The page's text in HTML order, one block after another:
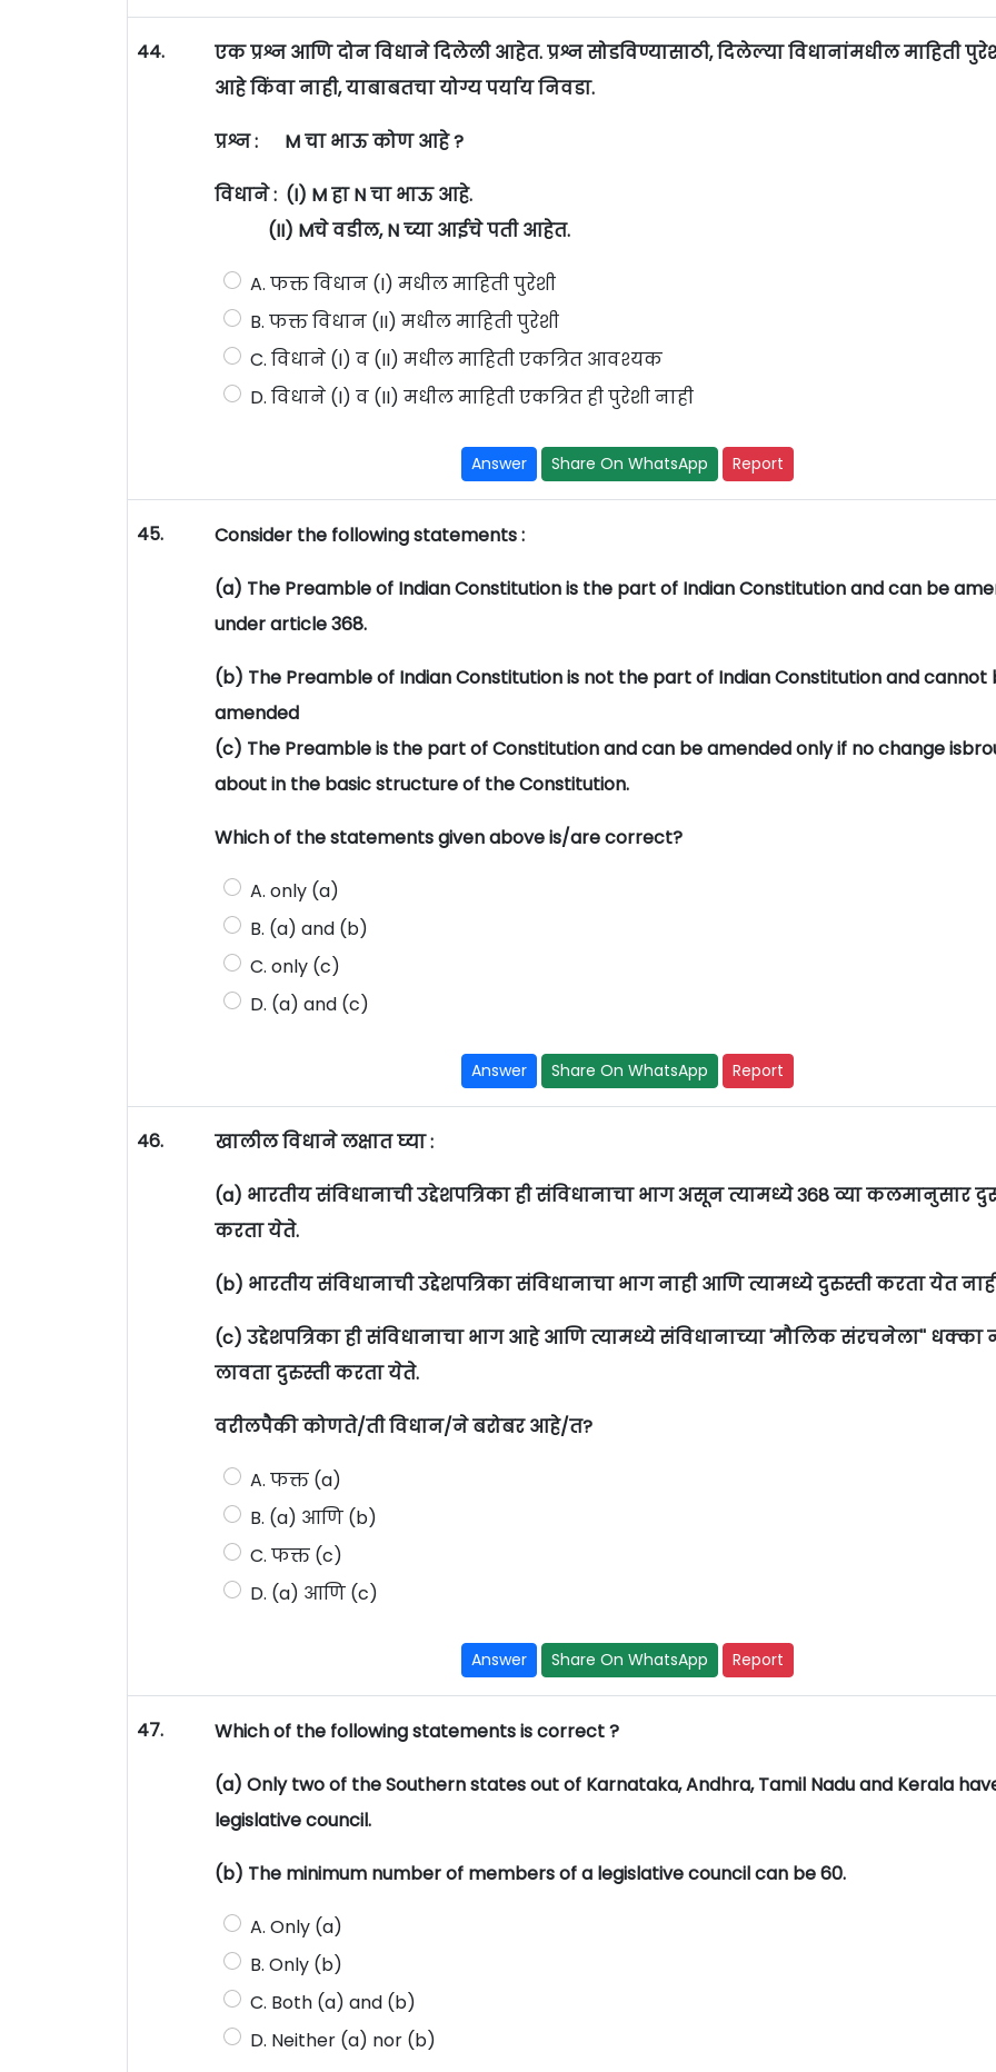
44.
एक प्रश्न आणि दोन विधाने दिलेली आहेत. प्रश्न सोडविण्यासाठी, दिलेल्या विधानांमधील माहिती
आहे किंवा नाही, याबाबतचा योग्य पर्याय निवडा.
प्रश्न : M चा भाऊ कोण आहे ?
विधाने : (I) M हा N चा भाऊ आहे.
(II) Mचे वडील, N च्या आईचे पती आहेत.
A. फक्त विधान (I) मधील माहिती पुरेशी
B. फक्त विधान (II) मधील माहिती पुरेशी
C. विधाने (I) व (II) मधील माहिती एकत्रित आवश्यक
D. विधाने (I) व (II) मधील माहिती एकत्रित ही पुरेशी नाही
Answer Share On WhatsApp Report
45. Consider the following statements :
(a) The Preamble of Indian Constitution is the part of Indian Constitution and can be
under article 368.
(b) The Preamble of Indian Constitution is not the part of Indian Constitution and cannot
amended
(c) The Preamble is the part of Constitution and can be amended only if no change
about in the basic structure of the Constitution.
Which of the statements given above is/are correct?
A. only (a)
B. (a) and (b)
C. only (c)
D. (a) and (c)
Answer Share On WhatsApp Report
46. खालील विधाने लक्षात घ्या :
(a) भारतीय संविधानाची उद्देशपत्रिका ही संविधानाचा भाग असून त्यामध्ये 368 व्या कलमानुसार
करता येते.
(b) भारतीय संविधानाची उद्देशपत्रिका संविधानाचा भाग नाही आणि त्यामध्ये दुरुस्ती करता येत
(c) उद्देशपत्रिका ही संविधानाचा भाग आहे आणि त्यामध्ये संविधानाच्या 'मौलिक संरचनेला'' धक्का
लावता दुरुस्ती करता येते.
वरीलपैकी कोणते/ती विधान/ने बरोबर आहे/त?
A. फक्त (a)
B. (a) आणि (b)
C. फक्त (c)
D. (a) आणि (c)
Answer Share On WhatsApp Report
47. Which of the following statements is correct ?
(a) Only two of the Southern states out of Karnataka, Andhra, Tamil Nadu and Kerala
legislative council.
(b) The minimum number of members of a legislative council can be 60.
A. Only (a)
B. Only (b)
C. Both (a) and (b)
D. Neither (a) nor (b)